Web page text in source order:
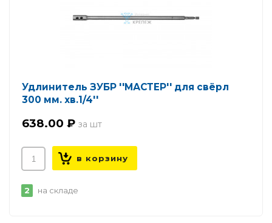
Удлинитель ЗУБР ''МАСТЕР'' для свёрл
300 мм. хв.1/4''
638.00 ₽
2 на складе